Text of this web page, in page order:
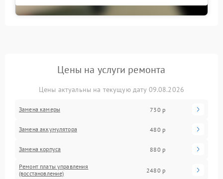
Цены на услуги ремонта
Цены актуальны на текущую дату 09.08.2026
Замена камеры 730 р
Замена аккумулятора 480 р
Замена корпуса 880 р
Ремонт платы управления
(восстановление)
2480 р